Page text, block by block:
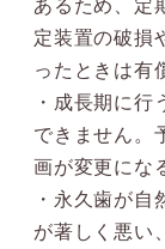
定装置の破損
ったときは有
・成長期に
できません。
画が変更にな
・永久歯が
が著しく悪い